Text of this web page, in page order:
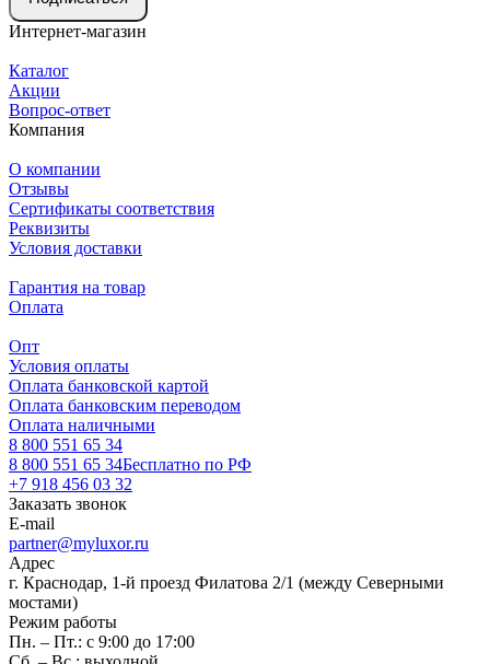
Интернет-магазин
Каталог
Акции
Вопрос-ответ
Компания
О компании
Отзывы
Сертификаты соответствия
Реквизиты
Условия доставки
Гарантия на товар
Оплата
Опт
Условия оплаты
Оплата банковской картой
Оплата банковским переводом
Оплата наличными
8 800 551 65 34
8 800 551 65 34Бесплатно по РФ
+7 918 456 03 32
Заказать звонок
E-mail
partner@myluxor.ru
Адрес
г. Краснодар, 1-й проезд Филатова 2/1 (между Cеверными
мостами)
Режим работы
Пн. – Пт.: с 9:00 до 17:00